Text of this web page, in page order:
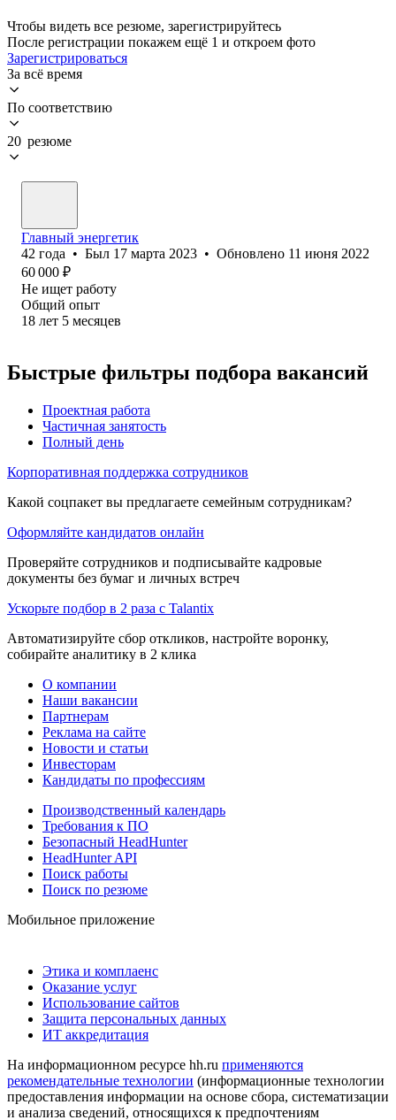
Чтобы видеть все резюме, зарегистрируйтесь
После регистрации покажем ещё 1 и откроем фото
Зарегистрироваться
За всё время
По соответствию
20 резюме
Главный энергетик
42 года • Был 17 марта 2023 • Обновлено 11 июня 2022
60 000 ₽
Не ищет работу
Общий опыт
18 лет 5 месяцев
Быстрые фильтры подбора вакансий
Проектная работа
Частичная занятость
Полный день
Корпоративная поддержка сотрудников
Какой соцпакет вы предлагаете семейным сотрудникам?
Оформляйте кандидатов онлайн
Проверяйте сотрудников и подписывайте кадровые
документы без бумаг и личных встреч
Ускорьте подбор в 2 раза с Talantix
Автоматизируйте сбор откликов, настройте воронку,
собирайте аналитику в 2 клика
О компании
Наши вакансии
Партнерам
Реклама на сайте
Новости и статьи
Инвесторам
Кандидаты по профессиям
Производственный календарь
Требования к ПО
Безопасный HeadHunter
HeadHunter API
Поиск работы
Поиск по резюме
Мобильное приложение
Этика и комплаенс
Оказание услуг
Использование сайтов
Защита персональных данных
ИТ аккредитация
На информационном ресурсе hh.ru применяются
рекомендательные технологии (информационные технологии
предоставления информации на основе сбора, систематизации
и анализа сведений, относящихся к предпочтениям